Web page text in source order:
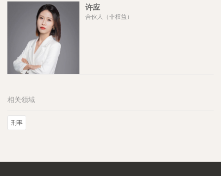
许应
合伙人（非权益）
相关领域
刑事